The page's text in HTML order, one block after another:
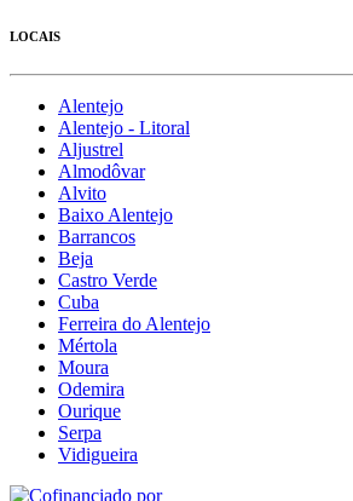
LOCAIS
Alentejo
Alentejo - Litoral
Aljustrel
Almodôvar
Alvito
Baixo Alentejo
Barrancos
Beja
Castro Verde
Cuba
Ferreira do Alentejo
Mértola
Moura
Odemira
Ourique
Serpa
Vidigueira